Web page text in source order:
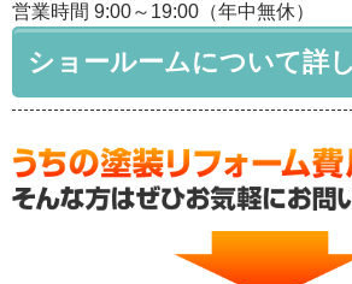
営業時間 9:00～19:00（年中無休）
ショールームについて詳